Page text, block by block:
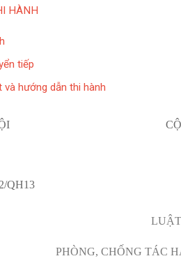
HÀNH
tiếp
hướng dẫn thi hành
QH13
LUẬT
PHÒNG, CHỐNG TÁC